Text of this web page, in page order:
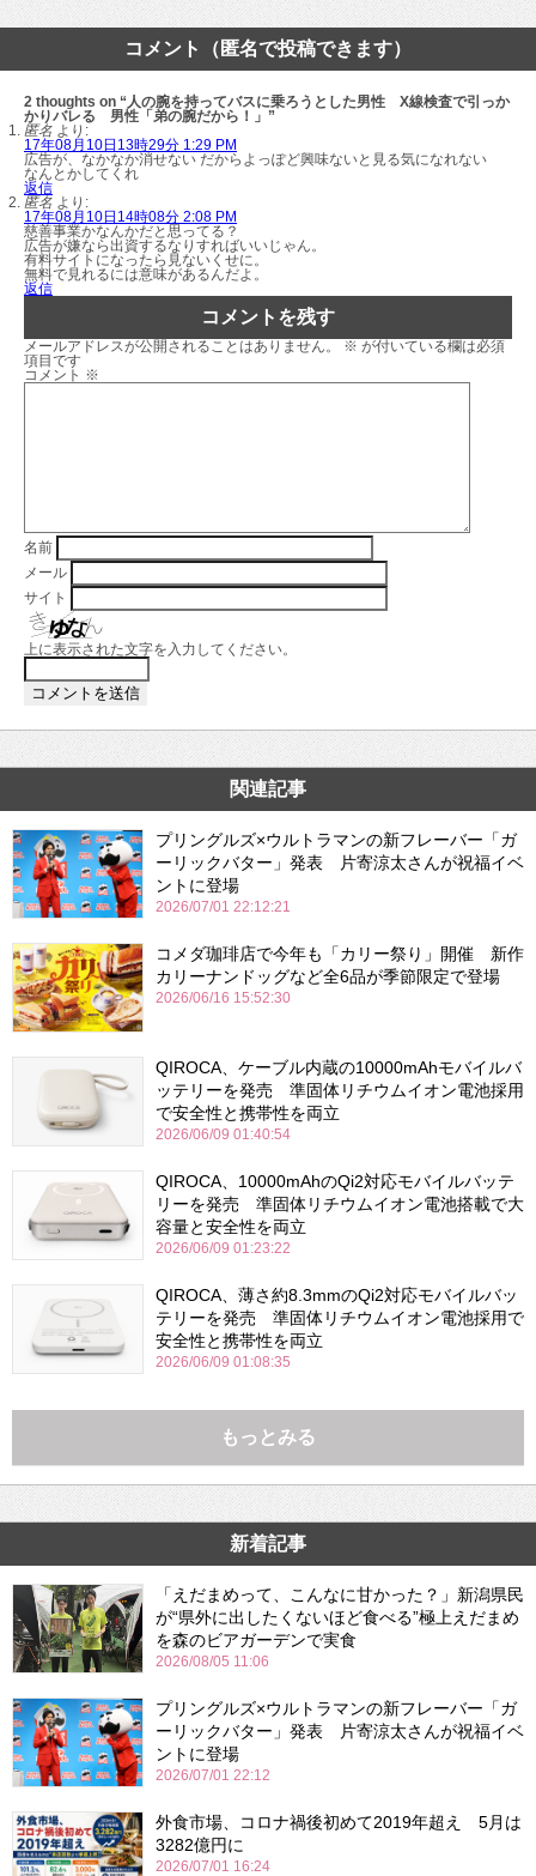
コメント（匿名で投稿できます）
2 thoughts on “人の腕を持ってバスに乗ろうとした男性 X線検査で引っか
かりバレる 男性「弟の腕だから！」”
匿名 より:
17年08月10日13時29分 1:29 PM
広告が、なかなか消せない だからよっぽど興味ないと見る気になれない
なんとかしてくれ
返信
匿名 より:
17年08月10日14時08分 2:08 PM
慈善事業かなんかだと思ってる？
広告が嫌なら出資するなりすればいいじゃん。
有料サイトになったら見ないくせに。
無料で見れるには意味があるんだよ。
返信
コメントを残す
メールアドレスが公開されることはありません。 ※ が付いている欄は必須
項目です
コメント ※
名前
メール
サイト
上に表示された文字を入力してください。
関連記事
プリングルズ×ウルトラマンの新フレーバー「ガ
ーリックバター」発表 片寄涼太さんが祝福イベ
ントに登場
2026/07/01 22:12:21
コメダ珈琲店で今年も「カリー祭り」開催 新作
カリーナンドッグなど全6品が季節限定で登場
2026/06/16 15:52:30
QIROCA、ケーブル内蔵の10000mAhモバイルバ
ッテリーを発売 準固体リチウムイオン電池採用
で安全性と携帯性を両立
2026/06/09 01:40:54
QIROCA、10000mAhのQi2対応モバイルバッテ
リーを発売 準固体リチウムイオン電池搭載で大
容量と安全性を両立
2026/06/09 01:23:22
QIROCA、薄さ約8.3mmのQi2対応モバイルバッ
テリーを発売 準固体リチウムイオン電池採用で
安全性と携帯性を両立
2026/06/09 01:08:35
もっとみる
新着記事
「えだまめって、こんなに甘かった？」新潟県民
が“県外に出したくないほど食べる”極上えだまめ
を森のビアガーデンで実食
2026/08/05 11:06
プリングルズ×ウルトラマンの新フレーバー「ガ
ーリックバター」発表 片寄涼太さんが祝福イベ
ントに登場
2026/07/01 22:12
外食市場、コロナ禍後初めて2019年超え 5月は
3282億円に
2026/07/01 16:24